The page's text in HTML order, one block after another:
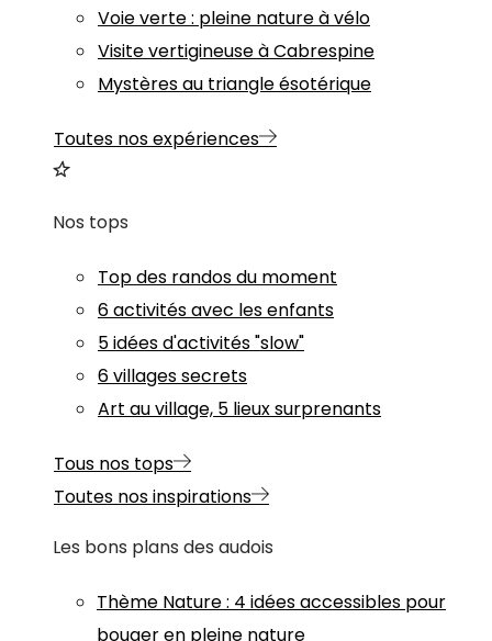
Voie verte : pleine nature à vélo
Visite vertigineuse à Cabrespine
Mystères au triangle ésotérique
Toutes nos expériences
Nos tops
Top des randos du moment
6 activités avec les enfants
5 idées d'activités "slow"
6 villages secrets
Art au village, 5 lieux surprenants
Tous nos tops
Toutes nos inspirations
Les bons plans des audois
Thème Nature: 4 idées accessibles pour
bouger en pleine nature